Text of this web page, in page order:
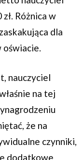
Różnica w
dla
oświacie.
nauczyciel
na tej
że na
czynniki,
dodatkowe